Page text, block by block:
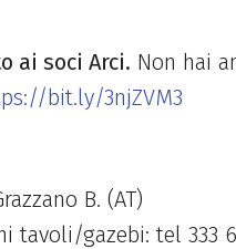
ai soci Arci. Non hai
bit.ly/3njZVM3
B. (AT)
tavoli/gazebi: tel 333